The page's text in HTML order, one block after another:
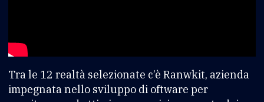
Tra le 12 realtà selezionate c’è Ranwkit, azienda
impegnata nello sviluppo di oftware per